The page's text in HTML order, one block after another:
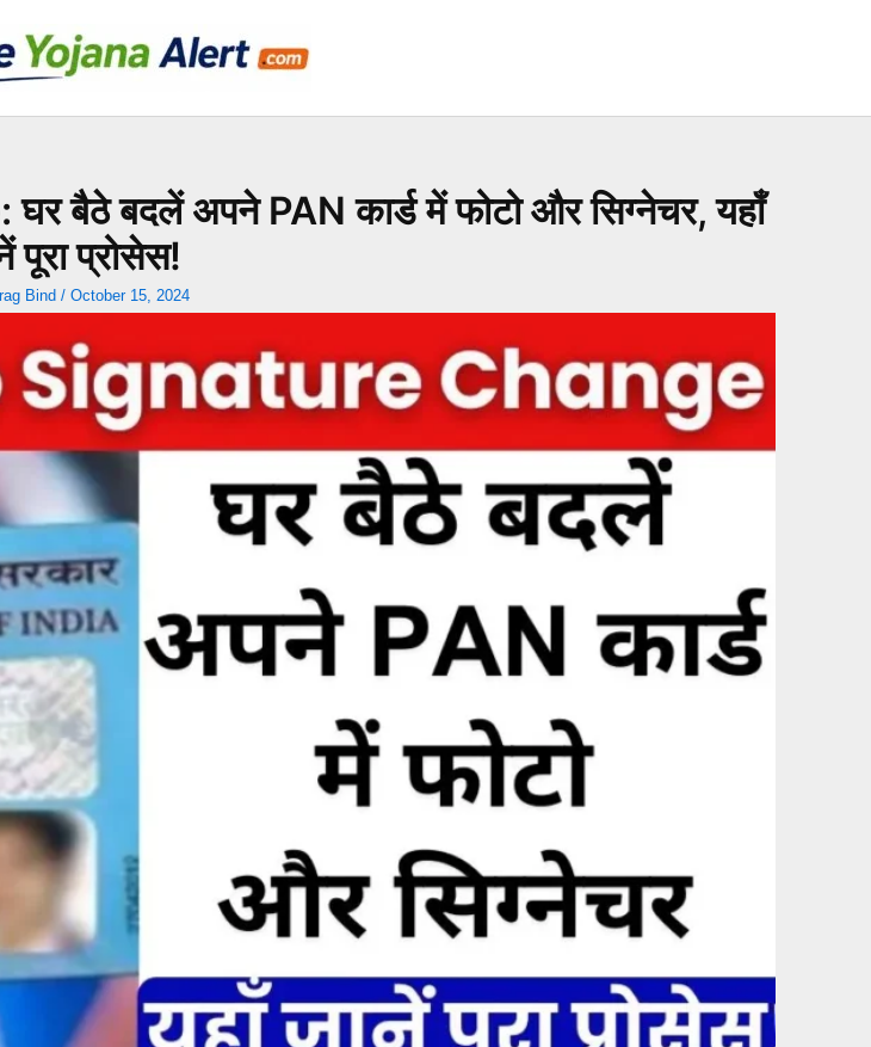
बदलें अपने PAN कार्ड में फोटो और सिग्नेचर, यहाँ
पूरा प्रोसेस!
Bind / October 15, 2024